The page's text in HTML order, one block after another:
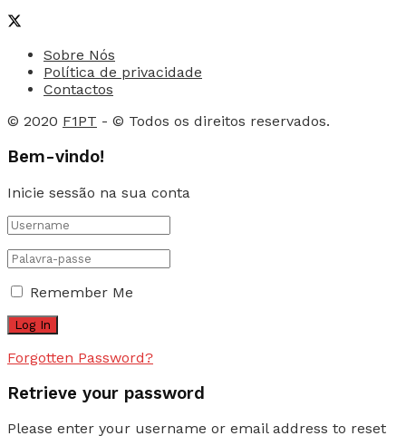
Sobre Nós
Política de privacidade
Contactos
© 2020 F1PT - © Todos os direitos reservados.
Bem-vindo!
Inicie sessão na sua conta
Remember Me
Forgotten Password?
Retrieve your password
Please enter your username or email address to reset